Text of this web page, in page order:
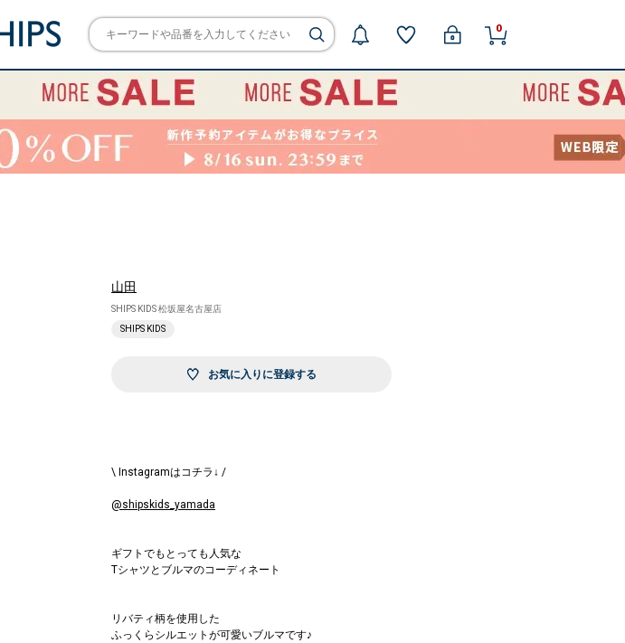
0
山田
SHIPS KIDS 松坂屋名古屋店
SHIPS KIDS
お気に入りに登録する
\ Instagramはコチラ↓ /
@shipskids_yamada
ギフトでもとっても人気な
Tシャツとブルマのコーディネート
リバティ柄を使用した
ふっくらシルエットが可愛いブルマです♪